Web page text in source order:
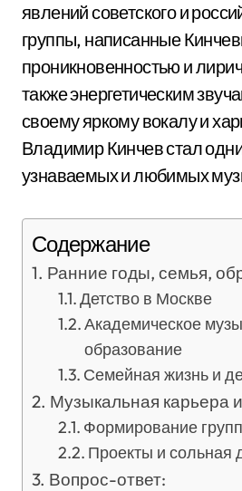
явлений советского и
группы, написанные
проникновенностью и
также энергетическим
своему яркому вокалу и
Владимир Кинчев стал
узнаваемых и любимых
Содержание
Ранние годы, семья,
Детство в Москве
Академическое
образование
Семейная жизнь и
Музыкальная карьера
Формирование
Проекты и сольная
Вопрос-ответ: